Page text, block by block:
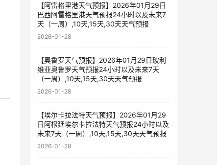
【阿雷格里港天气预报】2026年01月29日
巴西阿雷格里港天气预报24小时以及未来7
天（一周）,10天,15天,30天天气预报
2026-01-28
【奥鲁罗天气预报】2026年01月29日玻利
维亚奥鲁罗天气预报24小时以及未来7天
（一周）,10天,15天,30天天气预报
2026-01-28
【埃尔卡拉法特天气预报】2026年01月29
日阿根廷埃尔卡拉法特天气预报24小时以及
未来7天（一周）,10天,15天,30天天气预报
2026-01-28